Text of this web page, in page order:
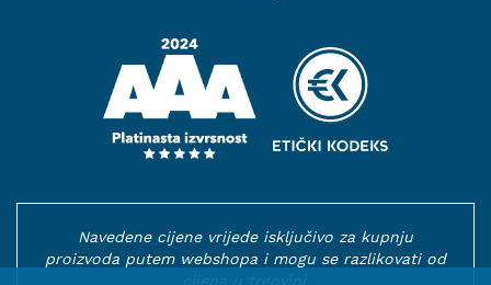
Navedene cijene vrijede isključivo za kupnju
proizvoda putem webshopa i mogu se razlikovati od